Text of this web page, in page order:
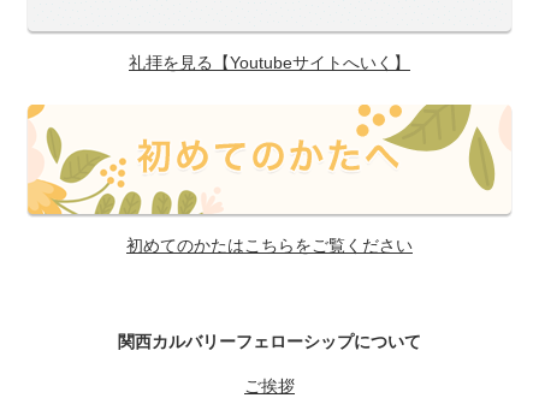
礼拝を見る【Youtubeサイトへいく】
初めてのかたはこちらをご覧ください
関西カルバリーフェローシップについて
ご挨拶